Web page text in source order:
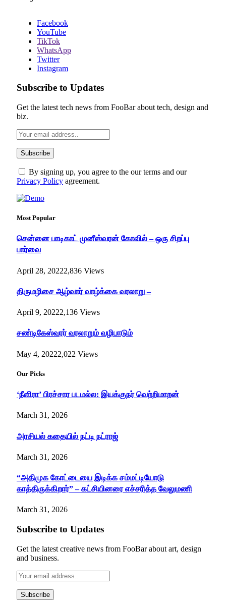
Facebook
YouTube
TikTok
WhatsApp
Twitter
Instagram
Subscribe to Updates
Get the latest tech news from FooBar about tech, design and
biz.
By signing up, you agree to the our terms and our
Privacy Policy agreement.
Most Popular
சென்னை பாடிகாட் முனீஸ்வரன் கோவில் – ஒரு சிறப்பு
பார்வை
April 28, 20222,836 Views
திருமழிசை ஆழ்வார் வாழ்க்கை வரலாறு –
April 9, 20222,136 Views
சண்டிகேஸ்வரர் வரலாறும் வழிபாடும்
May 4, 20222,022 Views
Our Picks
‘நீளிரா’ பிரச்சார படமல்ல: இயக்குநர் வெற்றிமாறன்
March 31, 2026
அரசியல் கதையில் நட்டி நட்ராஜ்
March 31, 2026
“அதிமுக கோட்டையை இடிக்க சம்மட்டியோடு
காத்திருக்கிறார்” – கட்சியினரை எச்சரித்த வேலுமணி
March 31, 2026
Subscribe to Updates
Get the latest creative news from FooBar about art, design
and business.